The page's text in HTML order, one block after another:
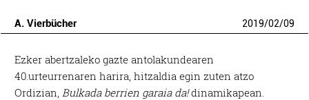
A. Vierbücher 2019/02/09
Ezker abertzaleko gazte antolakundearen
40.urteurrenaren harira, hitzaldia egin zuten atzo
Ordizian, Bulkada berrien garaia da!dinamikapean.